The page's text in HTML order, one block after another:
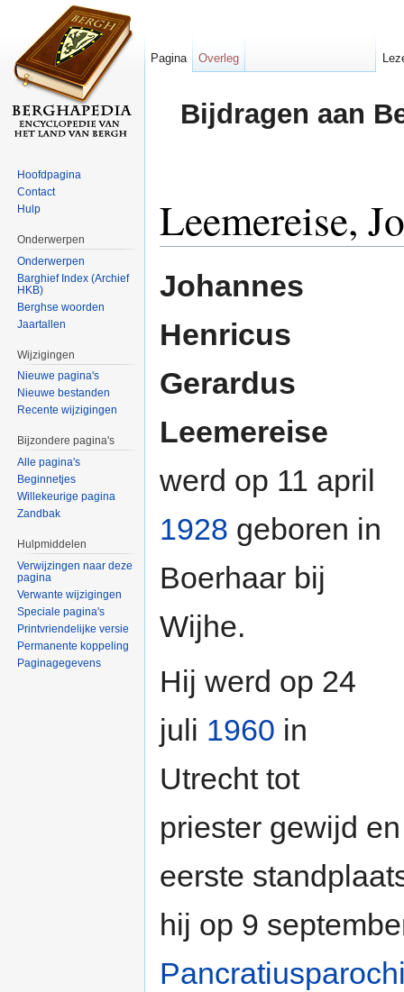
Bijdragen aan
Leemereise,
Johannes
Henricus
Gerardus
Leemereise
werd op 11 april
1928 geboren in
Boerhaar bij
Wijhe.
Hij werd op 24
juli 1960 in
Utrecht tot
priester gewijd
eerste
hij op 9
Pagina Overleg
Hoofdpagina
Contact
Hulp
Onderwerpen
Onderwerpen
Barghief Index (Archief
HKB)
Berghse woorden
Jaartallen
Wijzigingen
Nieuwe pagina's
Nieuwe bestanden
Recente wijzigingen
Bijzondere pagina's
Alle pagina's
Beginnetjes
Willekeurige pagina
Zandbak
Hulpmiddelen
Verwijzingen naar deze
pagina
Verwante wijzigingen
Speciale pagina's
Printvriendelijke versie
Permanente koppeling
Paginagegevens